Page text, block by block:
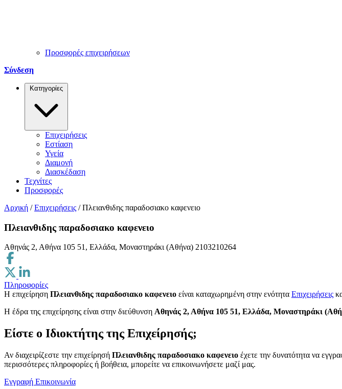
Προσφορές επιχειρήσεων
Σύνδεση
Κατηγορίες
Επιχειρήσεις
Εστίαση
Υγεία
Διαμονή
Διασκέδαση
Τεχνίτες
Προσφορές
Αρχική / Επιχειρήσεις / Πλειανθιδης παραδοσιακο καφενειο
Πλειανθιδης παραδοσιακο καφενειο
Αθηνάς 2, Αθήνα 105 51, Ελλάδα, Μοναστηράκι (Αθήνα) 2103210264
Πληροφορίες
Η επιχείρηση Πλειανθιδης παραδοσιακο καφενειο είναι καταχωρημένη στην ενότητα Επιχειρήσεις
H έδρα της επιχείρησης είναι στην διεύθυνση Αθηνάς 2, Αθήνα 105 51, Ελλάδα, Μοναστηράκι
Είστε ο Ιδιοκτήτης της Επιχείρησής;
Αν διαχειρίζεστε την επιχείρησή Πλειανθιδης παραδοσιακο καφενειο έχετε την δυνατότητα να
περισσότερες πληροφορίες ή βοήθεια, μπορείτε να επικοινωνήσετε μαζί μας.
Εγγραφή Επικοινωνία